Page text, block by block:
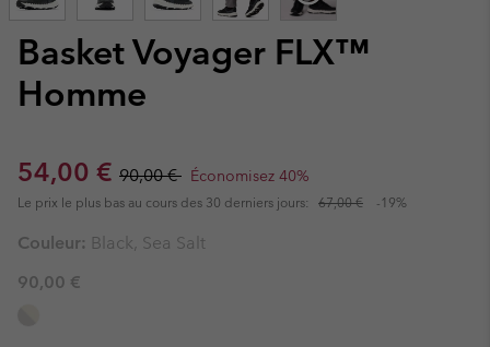
Basket Voyager FLX™
Homme
Sale price:
54,00 € Regular price:
90,00 € Économisez 40%
Le prix le plus bas au cours des 30 derniers jours: 67,00 € -19%
Couleur: Black, Sea Salt
90,00 €